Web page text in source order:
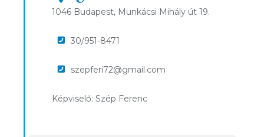
1046 Budapest, Munkácsi Mihály út 19.
30/951-8471
szepferi72@gmail.com
Képviselő: Szép Ferenc